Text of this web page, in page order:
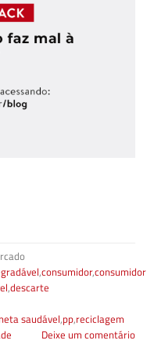
,consumidor,consumidor
,descarte
saudável,pp,reciclagem
Deixe um comentário